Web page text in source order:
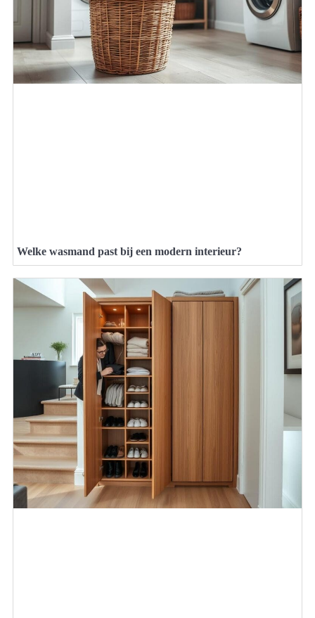
Welke wasmand past bij een modern interieur?